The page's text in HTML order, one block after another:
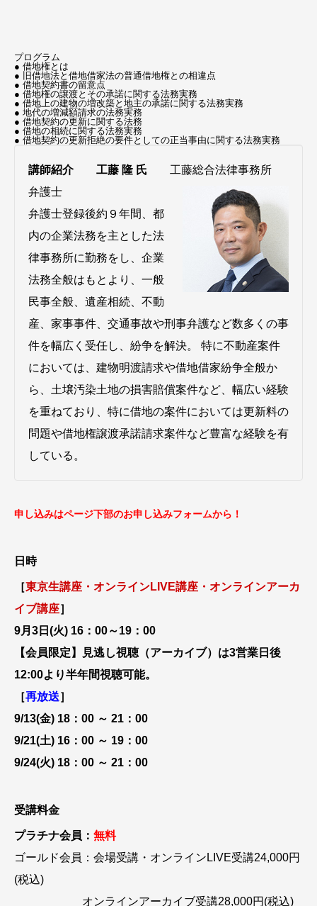
プログラム
● 借地権とは
● 旧借地法と借地借家法の普通借地権との相違点
● 借地契約書の留意点
● 借地権の譲渡とその承諾に関する法務実務
● 借地上の建物の増改築と地主の承諾に関する法務実務
● 地代の増減額請求の法務実務
● 借地契約の更新に関する法務
● 借地の相続に関する法務実務
● 借地契約の更新拒絶の要件としての正当事由に関する法務実務
講師紹介 工藤 隆 氏 工藤総合法律事務所
弁護士
弁護士登録後約９年間、都
内の企業法務を主とした法
律事務所に勤務をし、企業
法務全般はもとより、一般
民事全般、遺産相続、不動
産、家事事件、交通事故や刑事弁護など数多くの事
件を幅広く受任し、紛争を解決。 特に不動産案件
においては、建物明渡請求や借地借家紛争全般か
ら、土壌汚染土地の損害賠償案件など、幅広い経験
を重ねており、特に借地の案件においては更新料の
問題や借地権譲渡承諾請求案件など豊富な経験を有
している。
申し込みはページ下部のお申し込みフォームから！
日時
［東京生講座・オンラインLIVE講座・オンラインアーカ
イブ講座］
9月3日(火) 16：00～19：00
【会員限定】見逃し視聴（アーカイブ）は3営業日後
12:00より半年間視聴可能。
［再放送］
9/13(金) 18：00 ～ 21：00
9/21(土) 16：00 ～ 19：00
9/24(火) 18：00 ～ 21：00
受講料金
プラチナ会員： 無料
ゴールド会員：会場受講・オンラインLIVE受講24,000円
(税込)
オンラインアーカイブ受講28,000円(税込)